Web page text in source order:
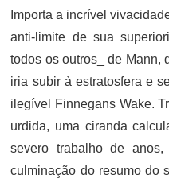
Importa a incrível
anti-limite de sua
todos os outros_ de Mann,
iria subir à estratosfera e
ilegível Finnegans Wake.
urdida, uma ciranda
severo trabalho de
culminação do resumo do